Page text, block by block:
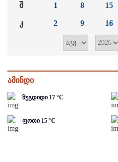
შ
კ
1
2
8
9
15
16
ამინდი
ზუგდიდი 17 °C
ფოთი 15 °C